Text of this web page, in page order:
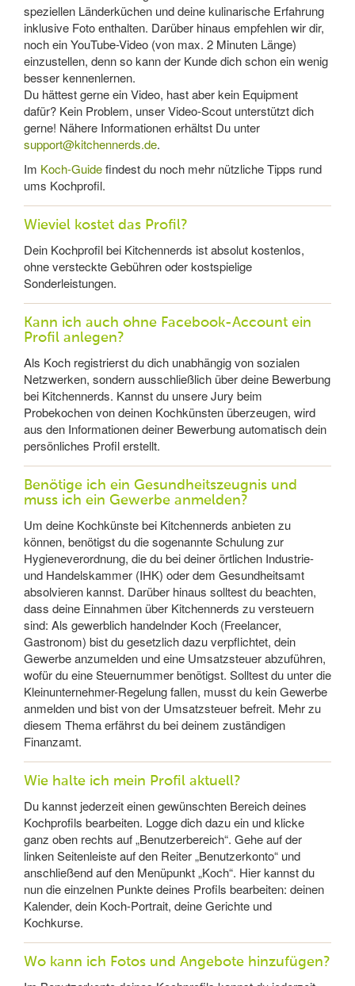
speziellen Länderküchen und deine kulinarische Erfahrung
inklusive Foto enthalten. Darüber hinaus empfehlen wir dir,
noch ein YouTube-Video (von max. 2 Minuten Länge)
einzustellen, denn so kann der Kunde dich schon ein wenig
besser kennenlernen.
Du hättest gerne ein Video, hast aber kein Equipment
dafür? Kein Problem, unser Video-Scout unterstützt dich
gerne! Nähere Informationen erhältst Du unter
support@kitchennerds.de.
Im Koch-Guidefindest du noch mehr nützliche Tipps rund
ums Kochprofil.
Wieviel kostet das Profil?
Dein Kochprofil bei Kitchennerds ist absolut kostenlos,
ohne versteckte Gebühren oder kostspielige
Sonderleistungen.
Kann ich auch ohne Facebook-Account ein
Profil anlegen?
Als Koch registrierst du dich unabhängig von sozialen
Netzwerken, sondern ausschließlich über deine Bewerbung
bei Kitchennerds. Kannst du unsere Jury beim
Probekochen von deinen Kochkünsten überzeugen, wird
aus den Informationen deiner Bewerbung automatisch dein
persönliches Profil erstellt.
Benötige ich ein Gesundheitszeugnis und
muss ich ein Gewerbe anmelden?
Um deine Kochkünste bei Kitchennerds anbieten zu
können, benötigst du die sogenannte Schulung zur
Hygieneverordnung, die du bei deiner örtlichen Industrie-
und Handelskammer (IHK) oder dem Gesundheitsamt
absolvieren kannst. Darüber hinaus solltest du beachten,
dass deine Einnahmen über Kitchennerds zu versteuern
sind: Als gewerblich handelnder Koch (Freelancer,
Gastronom) bist du gesetzlich dazu verpflichtet, dein
Gewerbe anzumelden und eine Umsatzsteuer abzuführen,
wofür du eine Steuernummer benötigst. Solltest du unter die
Kleinunternehmer-Regelung fallen, musst du kein Gewerbe
anmelden und bist von der Umsatzsteuer befreit. Mehr zu
diesem Thema erfährst du bei deinem zuständigen
Finanzamt.
Wie halte ich mein Profil aktuell?
Du kannst jederzeit einen gewünschten Bereich deines
Kochprofils bearbeiten. Logge dich dazu ein und klicke
ganz oben rechts auf „Benutzerbereich“. Gehe auf der
linken Seitenleiste auf den Reiter „Benutzerkonto“ und
anschließend auf den Menüpunkt „Koch“. Hier kannst du
nun die einzelnen Punkte deines Profils bearbeiten: deinen
Kalender, dein Koch-Portrait, deine Gerichte und
Kochkurse.
Wo kann ich Fotos und Angebote hinzufügen?